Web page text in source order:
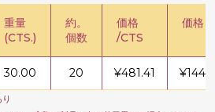
重量
(CTS.)
約。
個数
価格
/CTS
価格 /
30.00 20 ¥481.41 ¥